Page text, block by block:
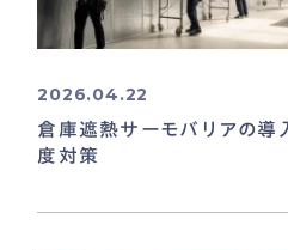
2026.04.22
倉庫遮熱サーモバリアの導
度対策